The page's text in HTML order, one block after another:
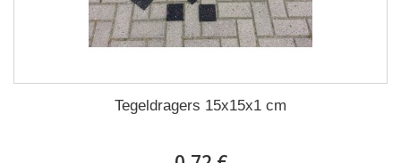
Tegeldragers 15x15x1 cm